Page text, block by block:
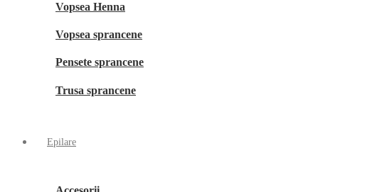
Vopsea Henna
Vopsea sprancene
Pensete sprancene
Trusa sprancene
Epilare